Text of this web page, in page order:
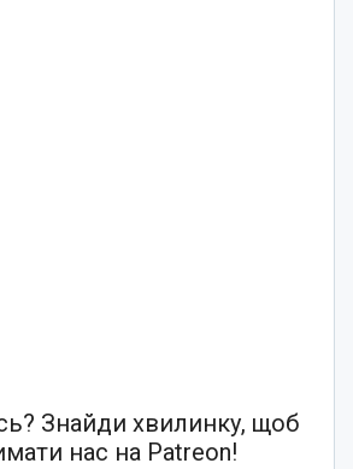
Знайди хвилинку, щоб
нас на Patreon!